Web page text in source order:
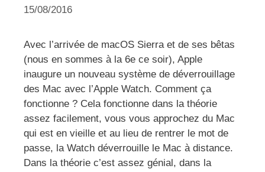
15/08/2016
Avec l’arrivée de macOS Sierra et de ses bêtas
(nous en sommes à la 6e ce soir), Apple
inaugure un nouveau système de déverrouillage
des Mac avec l’Apple Watch. Comment ça
fonctionne ? Cela fonctionne dans la théorie
assez facilement, vous vous approchez du Mac
qui est en vieille et au lieu de rentrer le mot de
passe, la Watch déverrouille le Mac à distance.
Dans la théorie c’est assez génial, dans la